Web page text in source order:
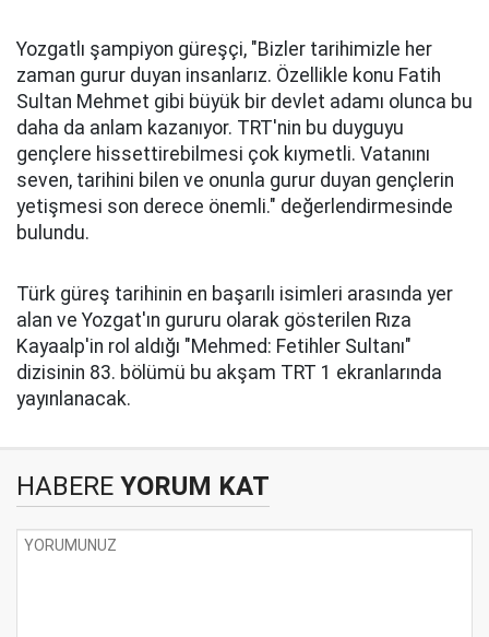
Yozgatlı şampiyon güreşçi, "Bizler tarihimizle her
zaman gurur duyan insanlarız. Özellikle konu Fatih
Sultan Mehmet gibi büyük bir devlet adamı olunca bu
daha da anlam kazanıyor. TRT'nin bu duyguyu
gençlere hissettirebilmesi çok kıymetli. Vatanını
seven, tarihini bilen ve onunla gurur duyan gençlerin
yetişmesi son derece önemli." değerlendirmesinde
bulundu.
Türk güreş tarihinin en başarılı isimleri arasında yer
alan ve Yozgat'ın gururu olarak gösterilen Rıza
Kayaalp'in rol aldığı "Mehmed: Fetihler Sultanı"
dizisinin 83. bölümü bu akşam TRT 1 ekranlarında
yayınlanacak.
HABERE YORUM KAT